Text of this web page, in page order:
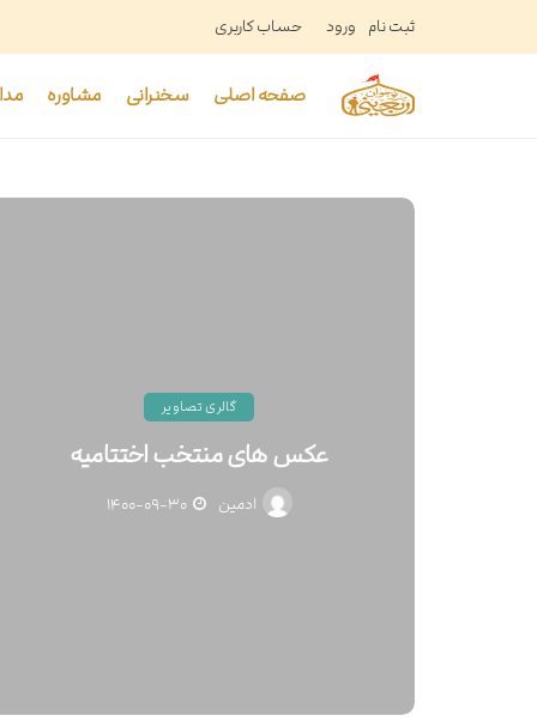
ثبت نام ورود حساب کاربری
صفحه اصلی سخنرانی مشاوره
گالری تصاویر
عکس های منتخب اختتامیه
ادمین ۱۴۰۰-۰۹-۳۰